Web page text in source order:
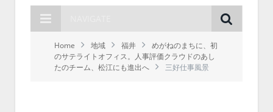
Home 地域 福井
めがねのまちに、初
のサテライトオフィス。人事評価クラウドのあし
たのチーム、松江にも進出へ
三好仕事風景